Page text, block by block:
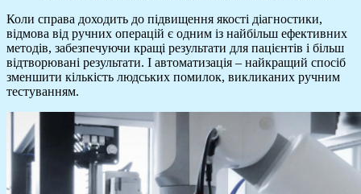
Коли справа доходить до підвищення якості діагностики,
відмова від ручних операцій є одним із найбільш ефективних
методів, забезпечуючи кращі результати для пацієнтів і більш
відтворювані результати. І автоматизація – найкращий спосіб
зменшити кількість людських помилок, викликаних ручним
тестуванням.